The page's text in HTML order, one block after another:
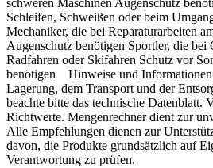
schweren Maschinen Augenschutz
Schleifen, Schweißen oder beim
Mechaniker, die bei Reparaturarbeiten
Augenschutz benötigen Sportler, die
Radfahren oder Skifahren Schutz vor
benötigen Hinweise und
Lagerung, dem Transport und der
beachte bitte das technische Datenblatt.
Richtwerte. Mengenrechner dient zur
Alle Empfehlungen dienen zur
davon, die Produkte grundsätzlich auf
Verantwortung zu prüfen.